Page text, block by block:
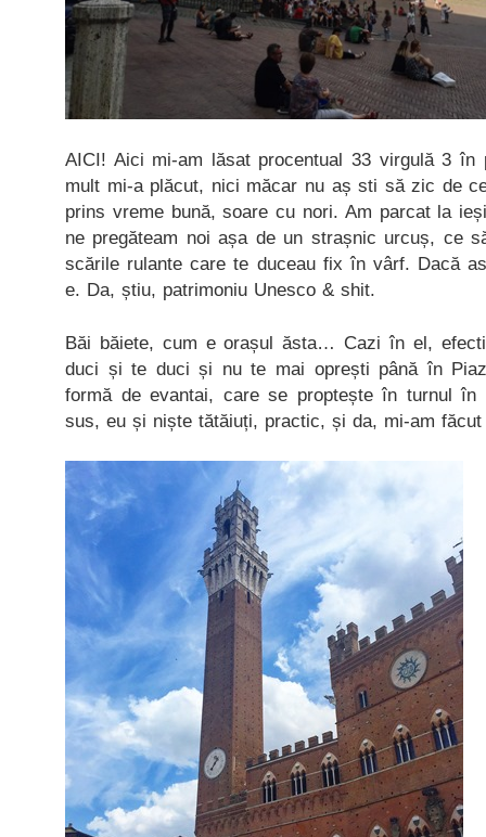
AICI! Aici mi-am lăsat procentual 33 virgulă 3 în
mult mi-a plăcut, nici măcar nu aș sti să zic de
prins vreme bună, soare cu nori. Am parcat la
ne pregăteam noi așa de un strașnic urcuș, ce
scările rulante care te duceau fix în vârf. Dacă
e. Da, știu, patrimoniu Unesco & shit.
Băi băiete, cum e orașul ăsta… Cazi în el,
duci și te duci și nu te mai oprești până în
formă de evantai, care se proptește în turnul în
sus, eu și niște tătăiuți, practic, și da, mi-am